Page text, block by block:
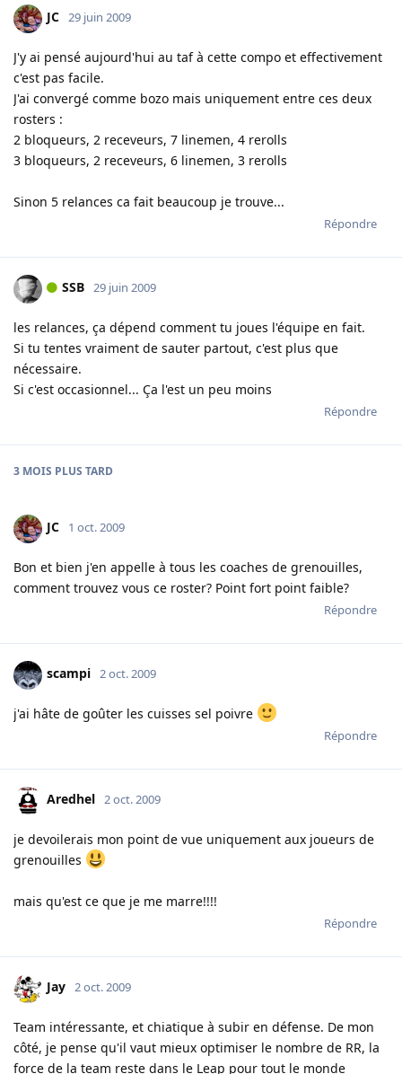
JC 29 juin 2009
J'y ai pensé aujourd'hui au taf à cette compo et effectivement
c'est pas facile.
J'ai convergé comme bozo mais uniquement entre ces deux
rosters :
2 bloqueurs, 2 receveurs, 7 linemen, 4 rerolls
3 bloqueurs, 2 receveurs, 6 linemen, 3 rerolls
Sinon 5 relances ca fait beaucoup je trouve...
Répondre
SSB 29 juin 2009
les relances, ça dépend comment tu joues l'équipe en fait.
Si tu tentes vraiment de sauter partout, c'est plus que
nécessaire.
Si c'est occasionnel... Ça l'est un peu moins
Répondre
3 MOIS PLUS TARD
JC 1 oct. 2009
Bon et bien j'en appelle à tous les coaches de grenouilles,
comment trouvez vous ce roster? Point fort point faible?
Répondre
scampi 2 oct. 2009
j'ai hâte de goûter les cuisses sel poivre
Répondre
Aredhel 2 oct. 2009
je devoilerais mon point de vue uniquement aux joueurs de
grenouilles
mais qu'est ce que je me marre!!!!
Répondre
Jay 2 oct. 2009
Team intéressante, et chiatique à subir en défense. De mon
côté, je pense qu'il vaut mieux optimiser le nombre de RR, la
force de la team reste dans le Leap pour tout le monde